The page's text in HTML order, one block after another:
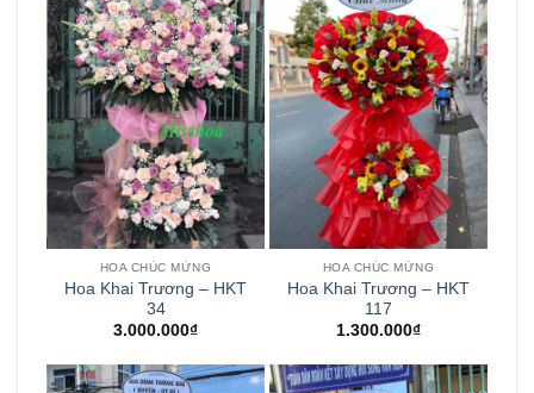
HOA CHÚC MỪNG
Hoa Khai Trương – HKT
34
3.000.000₫
HOA CHÚC MỪNG
Hoa Khai Trương – HKT
117
1.300.000₫